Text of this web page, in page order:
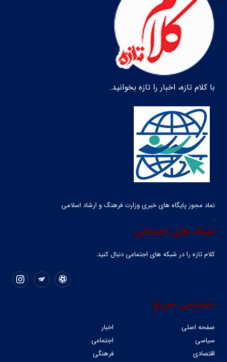
با کلام تازه، اخبار را تازه بخوانید.
نماد مجوز پایگاه های خبری وزارت فرهنگ و ارشاد اسلامی
شبکه های اجتماعی
کلام تازه را در شبکه ‌های اجتماعی دنبال کنید.
دسترسی سریع
صفحه اصلی
اخبار
سیاسی
اجتماعی
اقتصادی
فرهنگی